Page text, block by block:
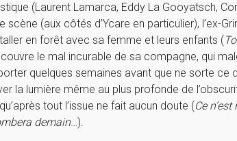
(Laurent Lamarca, Eddy La Gooyatsch,
(aux côtés d’Ycare en particulier), l’ex-
en forêt avec sa femme et leurs enfants (
le mal incurable de sa compagne, qui
quelques semaines avant que ne sorte ce
la lumière même au plus profonde de
tout l’issue ne fait aucun doute (Ce n’est
demain…).